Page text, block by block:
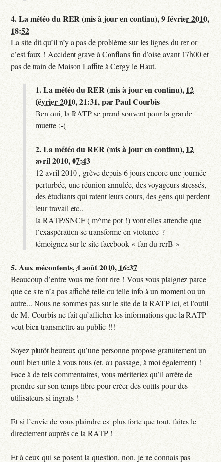
4.La météo du RER (mis à jour en continu),9 février 2010,
18:52
La site dit qu’il n’y a pas de problème sur les lignes du rer or
c’est faux ! Accident grave à Conflans fin d’oise avant 17h00 et
pas de train de Maison Laffite à Cergy le Haut.
1.La météo du RER (mis à jour en continu), 12
février 2010, 21:31,parPaul Courbis
Ben oui, la RATP se prend souvent pour la grande
muette :-(
2.La météo du RER (mis à jour en continu), 12
avril 2010, 07:43
12 avril 2010 , grève depuis 6 jours encore une journée
perturbée, une réunion annulée, des voyageurs stressés,
des étudiants qui ratent leurs cours, des gens qui perdent
leur travail etc..
la RATP/SNCF ( m^me pot !) vont elles attendre que
l’exaspération se transforme en violence ?
témoignez sur le site facebook « fan du rerB »
5.Aux mécontents,4 août 2010, 16:37
Beaucoup d’entre vous me font rire ! Vous vous plaignez parce
que ce site n’a pas affiché telle ou telle info à un moment ou un
autre... Nous ne sommes pas sur le site de la RATP ici, et l’outil
de M. Courbis ne fait qu’afficher les informations que la RATP
veut bien transmettre au public !!!
Soyez plutôt heureux qu’une personne propose gratuitement un
outil bien utile à vous tous (et, au passage, à moi également) !
Face à de tels commentaires, vous mériteriez qu’il arrête de
prendre sur son temps libre pour créer des outils pour des
utilisateurs si ingrats !
Et si l’envie de vous plaindre est plus forte que tout, faites le
directement auprès de la RATP !
Et à ceux qui se posent la question, non, je ne connais pas